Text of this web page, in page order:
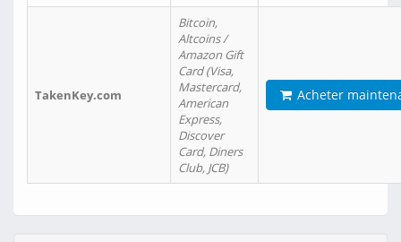
TakenKey.com
Bitcoin,
Altcoins /
Amazon Gift
Card (Visa,
Mastercard,
American
Express,
Discover
Card, Diners
Club, JCB)
Acheter